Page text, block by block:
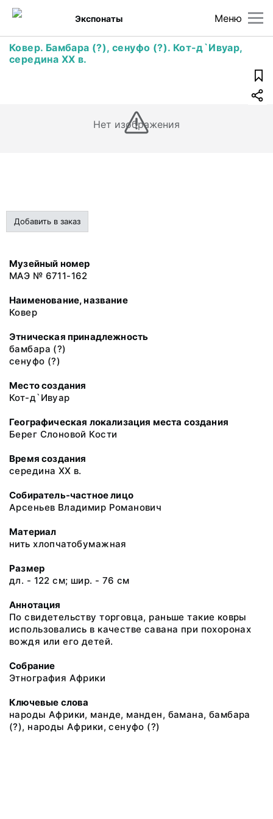
Меню
Экспонаты
Ковер. Бамбара (?), сенуфо (?). Кот-д`Ивуар,
середина XX в.
Нет изображения
Добавить в заказ
Музейный номер
МАЭ № 6711-162
Наименование, название
Ковер
Этническая принадлежность
бамбара (?)
сенуфо (?)
Место создания
Кот-д`Ивуар
Географическая локализация места создания
Берег Слоновой Кости
Время создания
середина XX в.
Собиратель-частное лицо
Арсеньев Владимир Романович
Материал
нить хлопчатобумажная
Размер
дл. - 122 см; шир. - 76 см
Аннотация
По свидетельству торговца, раньше такие ковры
использовались в качестве савана при похоронах
вождя или его детей.
Собрание
Этнография Африки
Ключевые слова
народы Африки, манде, манден, бамана, бамбара
(?), народы Африки, сенуфо (?)